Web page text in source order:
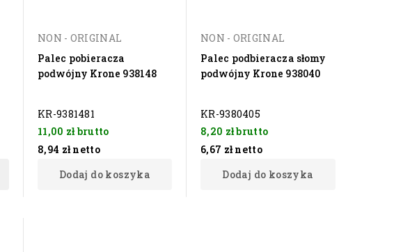
NON - ORIGINAL
Palec pobieracza
podwójny Krone 938148
KR-9381481
11,00 złbrutto
8,94 zł netto
Dodaj do koszyka
NON - ORIGINAL
Palec podbieracza słomy
podwójny Krone 938040
KR-9380405
8,20 złbrutto
6,67 zł netto
Dodaj do koszyka